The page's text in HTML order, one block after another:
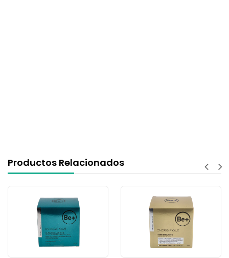
Productos Relacionados